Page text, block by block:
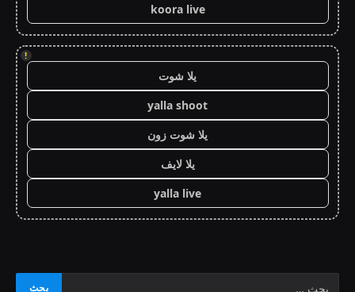
koora live
!
يلا شوت
yalla shoot
يلا شوت زون
يلا لايف
yalla live